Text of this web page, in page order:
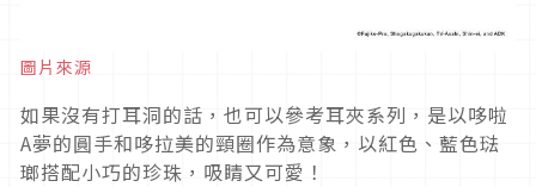
圖片來源
如果沒有打耳洞的話，也可以參考耳夾系列，是以哆啦
A夢的圓手和哆拉美的頸圈作為意象，以紅色、藍色琺
瑯搭配小巧的珍珠，吸睛又可愛！